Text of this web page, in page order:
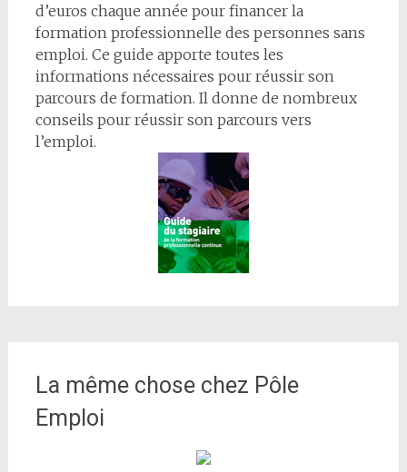
d’euros chaque année pour financer la
formation professionnelle des personnes sans
emploi. Ce guide apporte toutes les
informations nécessaires pour réussir son
parcours de formation. Il donne de nombreux
conseils pour réussir son parcours vers
l’emploi.
La même chose chez Pôle
Emploi